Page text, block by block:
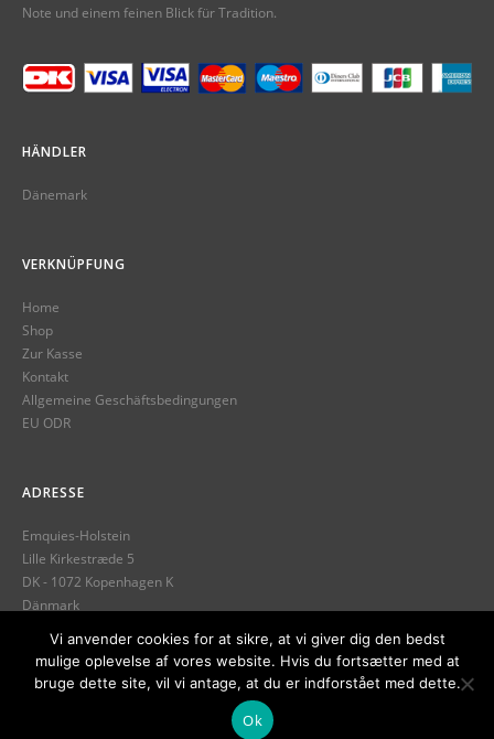
Note und einem feinen Blick für Tradition.
HÄNDLER
Dänemark
VERKNÜPFUNG
Home
Shop
Zur Kasse
Kontakt
Allgemeine Geschäftsbedingungen
EU ODR
ADRESSE
Emquies-Holstein
Lille Kirkestræde 5
DK - 1072 Kopenhagen K
Dänmark
info@emquies-holstein.com
Vi anvender cookies for at sikre, at vi giver dig den bedst
mulige oplevelse af vores website. Hvis du fortsætter med at
bruge dette site, vil vi antage, at du er indforstået med dette.
Ok